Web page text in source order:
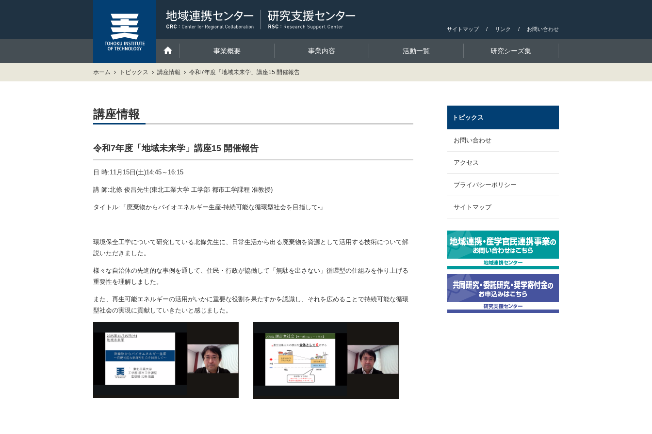
サイトマップ リンク お問い合わせ
事業概要 事業内容 活動一覧 研究シーズ集
ホーム トピックス 講座情報 令和7年度「地域未来学」講座15 開催報告
講座情報
令和7年度「地域未来学」講座15 開催報告
日 時:11月15日(土)14:45～16:15
講 師:北條 俊昌先生(東北工業大学 工学部 都市工学課程 准教授)
タイトル:「廃棄物からバイオエネルギー生産-持続可能な循環型社会を目指して-」
環境保全工学について研究している北條先生に、日常生活から出る廃棄物を資源として活用する技術について解
説いただきました。
様々な自治体の先進的な事例を通して、住民・行政が協働して「無駄を出さない」循環型の仕組みを作り上げる
重要性を理解しました。
また、再生可能エネルギーの活用がいかに重要な役割を果たすかを認識し、それを広めることで持続可能な循環
型社会の実現に貢献していきたいと感じました。
トピックス
お問い合わせ
アクセス
プライバシーポリシー
サイトマップ